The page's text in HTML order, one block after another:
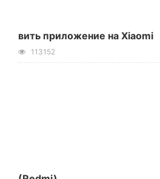
вить приложение на Xiaomi
113152